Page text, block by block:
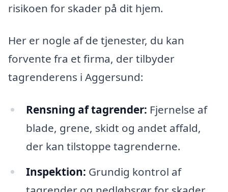
risikoen for skader på dit hjem.
Her er nogle af de tjenester, du kan
forvente fra et firma, der tilbyder
tagrenderens i Aggersund:
Rensning af tagrender: Fjernelse af
blade, grene, skidt og andet affald,
der kan tilstoppe tagrenderne.
Inspektion: Grundig kontrol af